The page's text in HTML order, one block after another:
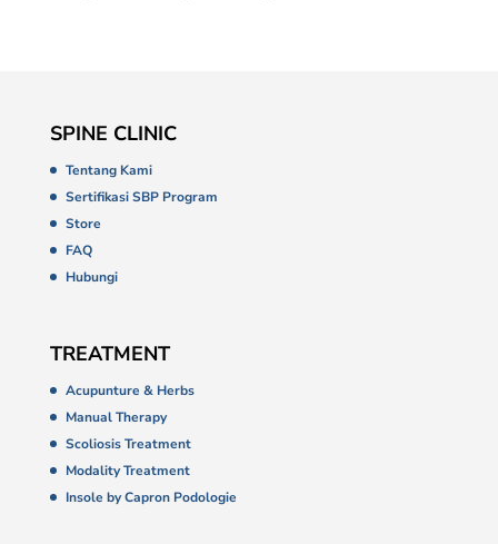
SPINE CLINIC
Tentang Kami
Sertifikasi SBP Program
Store
FAQ
Hubungi
TREATMENT
Acupunture & Herbs
Manual Therapy
Scoliosis Treatment
Modality Treatment
Insole by Capron Podologie